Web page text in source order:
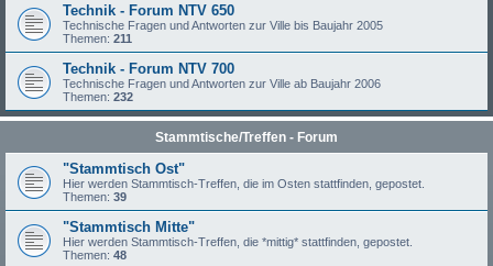
Technik - Forum NTV 650
Technische Fragen und Antworten zur Ville bis Baujahr 2005
Themen: 211
Technik - Forum NTV 700
Technische Fragen und Antworten zur Ville ab Baujahr 2006
Themen: 232
Stammtische/Treffen - Forum
"Stammtisch Ost"
Hier werden Stammtisch-Treffen, die im Osten stattfinden, gepostet.
Themen: 39
"Stammtisch Mitte"
Hier werden Stammtisch-Treffen, die *mittig* stattfinden, gepostet.
Themen: 48